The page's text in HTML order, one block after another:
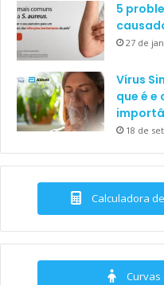
5
27 de
Vírus
que é e
18 de
Calculadora
Curvas